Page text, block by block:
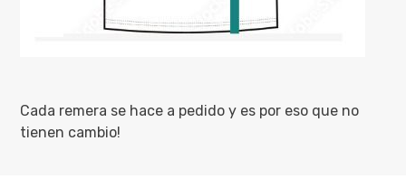
Cada remera se hace a pedido y es por eso que no
tienen cambio!